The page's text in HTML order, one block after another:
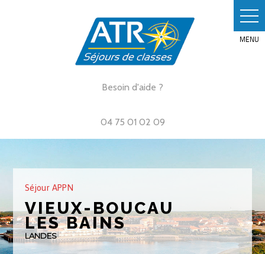
Besoin d'aide ?
04 75 01 02 09
Séjour APPN
VIEUX-BOUCAU
LES BAINS
LANDES